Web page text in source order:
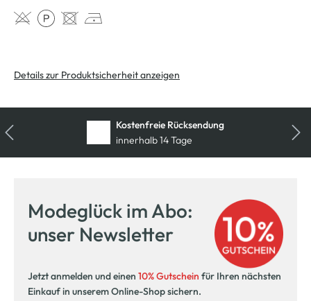
Details zur Produktsicherheit anzeigen
Kostenfreie Rücksendung
innerhalb 14 Tage
Modeglück im Abo:
unser Newsletter
Jetzt anmelden und einen 10% Gutschein für Ihren nächsten
Einkauf in unserem Online-Shop sichern.